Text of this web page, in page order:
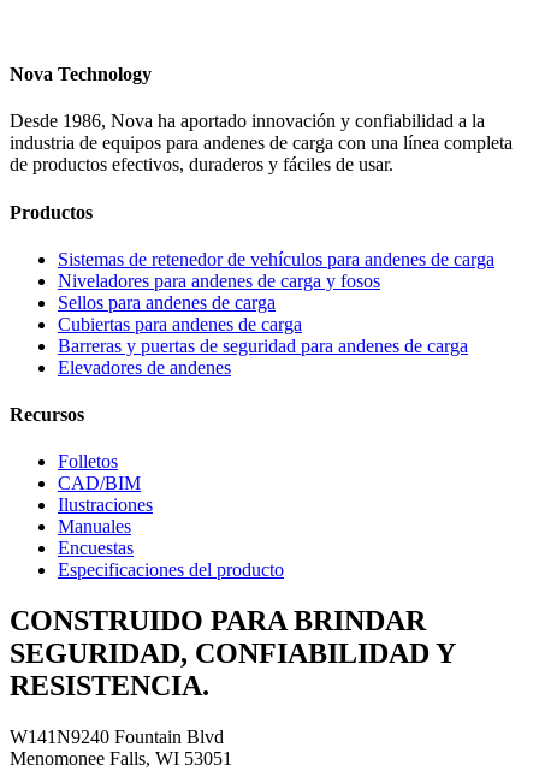
Nova Technology
Desde 1986, Nova ha aportado innovación y confiabilidad a la
industria de equipos para andenes de carga con una línea completa
de productos efectivos, duraderos y fáciles de usar.
Productos
Sistemas de retenedor de vehículos para andenes de carga
Niveladores para andenes de carga y fosos
Sellos para andenes de carga
Cubiertas para andenes de carga
Barreras y puertas de seguridad para andenes de carga
Elevadores de andenes
Recursos
Folletos
CAD/BIM
Ilustraciones
Manuales
Encuestas
Especificaciones del producto
CONSTRUIDO PARA BRINDAR
SEGURIDAD, CONFIABILIDAD Y
RESISTENCIA.
W141N9240 Fountain Blvd
Menomonee Falls, WI 53051